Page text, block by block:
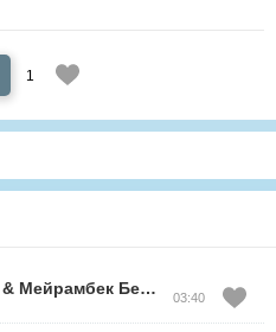
1
& Мейрамбек Бесбаев
03:40